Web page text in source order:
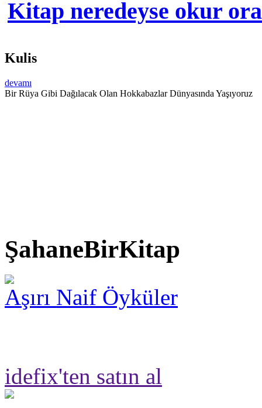
Kitap neredeyse okur
Kulis
devamı
Bir Rüya Gibi Dağılacak Olan Hokkabazlar Dünyasında Yaşıyoruz
ŞahaneBirKitap
Aşırı Naif Öyküler
idefix'ten satın al